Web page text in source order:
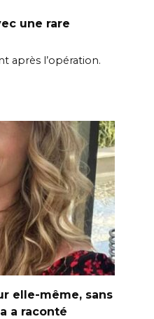
une rare
après l’opération.
elle-même, sans
a raconté